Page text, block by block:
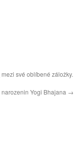
mezi své oblíbené záložky.
Yogi Bhajana →